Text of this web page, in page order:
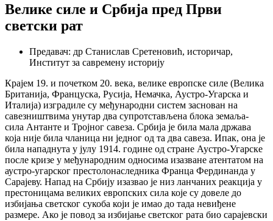
Велике силе и Србија пред Први
светски рат
Предавач: др Станислав Сретеновић, историчар,
Институт за савремену историју
Крајем 19. и почетком 20. века, велике европске силе (Велика
Британија, Француска, Русија, Немачка, Аустро-Угарска и
Италија) изградиле су међународни систем заснован на
савезништвима унутар два супротстављена блока земаља-
сила Антанте и Тројног савеза. Србија је била мала држава
која није била чланица ни једног од та два савеза. Ипак, она је
била нападнута у јулу 1914. године од стране Аустро-Угарске
после кризе у међународним односима изазване атентатом на
аустро-угарског престолонаследника Франца Фердинанда у
Сарајеву. Напад на Србију изазвао је низ ланчаних реакција у
престоницама великих европских сила које су довеле до
избијања светског сукоба који је имао до тада невиђене
размере. Ако је повод за избијање светског рата био сарајевски